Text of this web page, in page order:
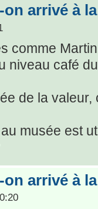
arrivé à
comme
niveau café
de la
musée est
arrivé à